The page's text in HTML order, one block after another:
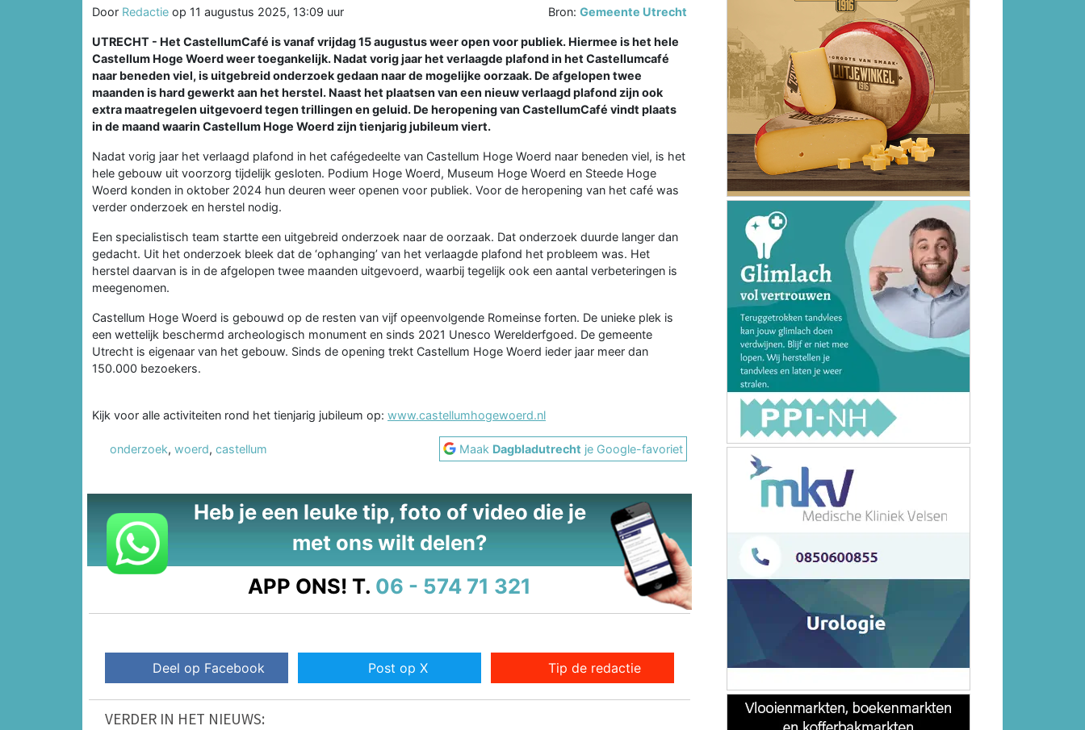
Door Redactie op 11 augustus 2025, 13:09 uur Bron:Gemeente Utrecht
UTRECHT - Het CastellumCafé is vanaf vrijdag 15 augustus weer open voor publiek. Hiermee is het hele
Castellum Hoge Woerd weer toegankelijk. Nadat vorig jaar het verlaagde plafond in het Castellumcafé
naar beneden viel, is uitgebreid onderzoek gedaan naar de mogelijke oorzaak. De afgelopen twee
maanden is hard gewerkt aan het herstel. Naast het plaatsen van een nieuw verlaagd plafond zijn ook
extra maatregelen uitgevoerd tegen trillingen en geluid. De heropening van CastellumCafé vindt plaats
in de maand waarin Castellum Hoge Woerd zijn tienjarig jubileum viert.
Nadat vorig jaar het verlaagd plafond in het cafégedeelte van Castellum Hoge Woerd naar beneden viel, is het
hele gebouw uit voorzorg tijdelijk gesloten. Podium Hoge Woerd, Museum Hoge Woerd en Steede Hoge
Woerd konden in oktober 2024 hun deuren weer openen voor publiek. Voor de heropening van het café was
verder onderzoek en herstel nodig.
Een specialistisch team startte een uitgebreid onderzoek naar de oorzaak. Dat onderzoek duurde langer dan
gedacht. Uit het onderzoek bleek dat de ‘ophanging’ van het verlaagde plafond het probleem was. Het
herstel daarvan is in de afgelopen twee maanden uitgevoerd, waarbij tegelijk ook een aantal verbeteringen is
meegenomen.
Castellum Hoge Woerd is gebouwd op de resten van vijf opeenvolgende Romeinse forten. De unieke plek is
een wettelijk beschermd archeologisch monument en sinds 2021 Unesco Werelderfgoed. De gemeente
Utrecht is eigenaar van het gebouw. Sinds de opening trekt Castellum Hoge Woerd ieder jaar meer dan
150.000 bezoekers.
Kijk voor alle activiteiten rond het tienjarig jubileum op: www.castellumhogewoerd.nl
onderzoek, woerd, castellum Maak Dagbladutrecht je Google-favoriet
Heb je een leuke tip, foto of video die je
met ons wilt delen?
APP ONS! T. 06 - 574 71 321
Deel op Facebook Post op X Tip de redactie
VERDER IN HET NIEUWS: